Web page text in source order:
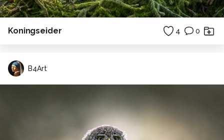
Koningseider 4 0
B4Art